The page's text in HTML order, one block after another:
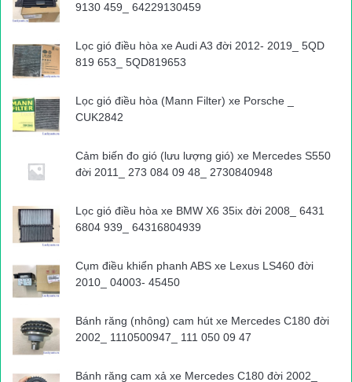
Tổ công tác lập tức dùng xe công vụ bám theo, dùng loa thông
kiểm tra của cảnh sát, nhưng chiếc xe này vẫn bỏ chạy. Chạy
được khoảng 4km từ địa bàn quận Hà Đông đến địa bàn huyện
công ty ven đường, đồng thời khoá cửa xe cố thủ.
Trước tình huống này, cảnh sát đã vận động, tuyên truyền tài xế
xe container. Sau một thời gian thuyết phục, tài xế đã chấp
Bước đầu, xác định tài xế xe container BKS 15C-076.23 kéo
Lý Thường Kiệt, phường Hồng Bàng, TP Hải Phòng). Tại cơ
quan công an, tài xế Thịnh nói, được thuê chở nội tạng “thối” từ
một cảng ở Hải Phòng về Bến xe Yên Nghĩa thì bị cảnh sát
kiểm tra.
9130 459_ 64229130459
Lọc gió điều hòa xe Audi A3 đời 2012- 2019_ 5QD
819 653_ 5QD819653
Lọc gió điều hòa (Mann Filter) xe Porsche _
CUK2842
Cảm biến đo gió (lưu lượng gió) xe Mercedes S550
đời 2011_ 273 084 09 48_ 2730840948
Lọc gió điều hòa xe BMW X6 35ix đời 2008_ 6431
6804 939_ 64316804939
Cụm điều khiển phanh ABS xe Lexus LS460 đời
2010_ 04003- 45450
Bánh răng (nhông) cam hút xe Mercedes C180 đời
2002_ 1110500947_ 111 050 09 47
Bánh răng cam xả xe Mercedes C180 đời 2002_